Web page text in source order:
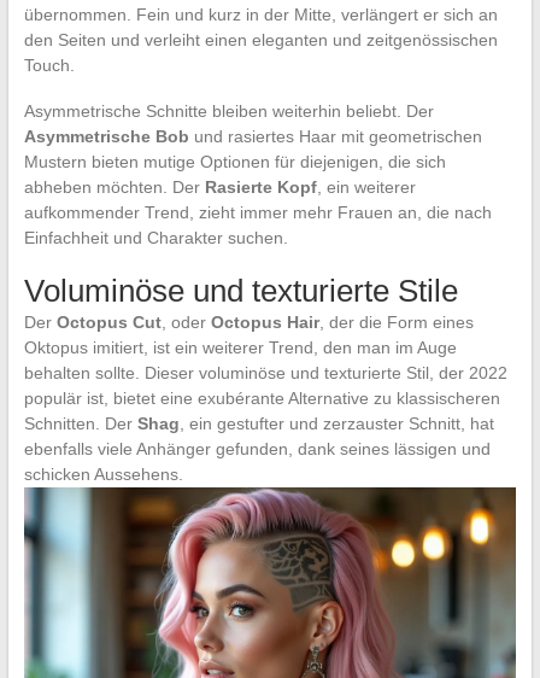
übernommen. Fein und kurz in der Mitte, verlängert er sich an
den Seiten und verleiht einen eleganten und zeitgenössischen
Touch.
Asymmetrische Schnitte bleiben weiterhin beliebt. Der
Asymmetrische Bob und rasiertes Haar mit geometrischen
Mustern bieten mutige Optionen für diejenigen, die sich
abheben möchten. Der Rasierte Kopf, ein weiterer
aufkommender Trend, zieht immer mehr Frauen an, die nach
Einfachheit und Charakter suchen.
Voluminöse und texturierte Stile
Der Octopus Cut, oder Octopus Hair, der die Form eines
Oktopus imitiert, ist ein weiterer Trend, den man im Auge
behalten sollte. Dieser voluminöse und texturierte Stil, der 2022
populär ist, bietet eine exubérante Alternative zu klassischeren
Schnitten. Der Shag , ein gestufter und zerzauster Schnitt, hat
ebenfalls viele Anhänger gefunden, dank seines lässigen und
schicken Aussehens.